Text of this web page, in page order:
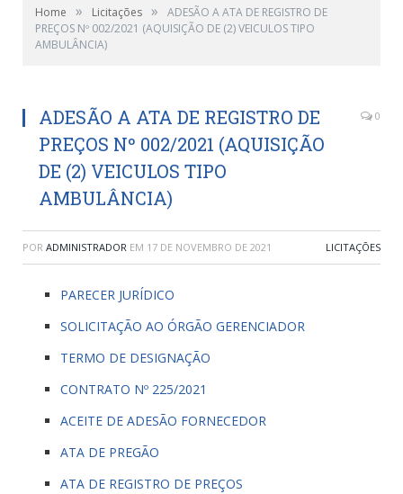
Home » Licitações »
ADESÃO A ATA DE REGISTRO DE
PREÇOS Nº 002/2021 (AQUISIÇÃO DE (2) VEICULOS TIPO
AMBULÂNCIA)
ADESÃO A ATA DE REGISTRO DE
PREÇOS Nº 002/2021 (AQUISIÇÃO
DE (2) VEICULOS TIPO
AMBULÂNCIA)
0
POR ADMINISTRADOR EM 17 DE NOVEMBRO DE 2021 LICITAÇÕES
PARECER JURÍDICO
SOLICITAÇÃO AO ÓRGÃO GERENCIADOR
TERMO DE DESIGNAÇÃO
CONTRATO Nº 225/2021
ACEITE DE ADESÃO FORNECEDOR
ATA DE PREGÃO
ATA DE REGISTRO DE PREÇOS